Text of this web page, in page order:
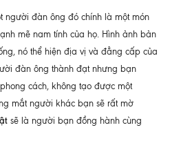
người đàn ông đó chính là một món
mẽ nam tính của họ. Hình ảnh bản
nó thể hiện địa vị và đẳng cấp của
đàn ông thành đạt nhưng bạn
cách, không tạo được một
mắt người khác bạn sẽ rất mờ
sẽ là người bạn đồng hành cùng